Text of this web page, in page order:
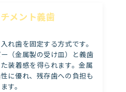
メント義歯
れ歯を固定する方式です。
（金属製の受け皿）と義歯
装着感を得られます。金属
に優れ、残存歯への負担も
す。